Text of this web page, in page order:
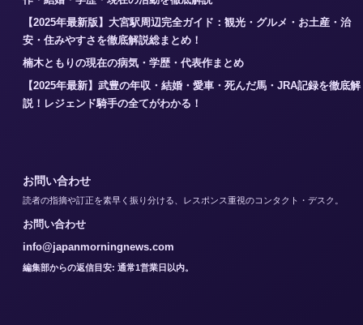
【2025年最新版】大宮駅周辺完全ガイド：観光・グルメ・お土産・治
安・住みやすさを徹底解説総まとめ！
楠木ともりの現在の病気・学歴・代表作まとめ
【2025年最新】武豊の年収・結婚・愛車・死んだ馬・JRA記録を徹底解
説！レジェンド騎手の全てがわかる！
お問い合わせ
読者の指摘や訂正を素早く振り分ける、レスポンス重視のコンタクト・デスク。
お問い合わせ
info@japanmorningnews.com
編集部からの返信目安: 通常1営業日以内。